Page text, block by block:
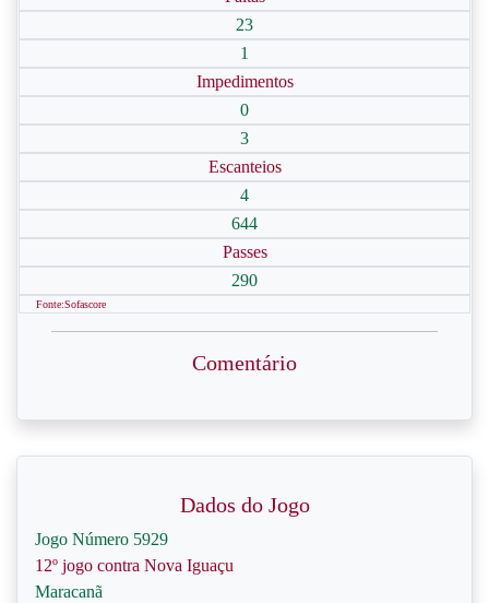
23
1
Impedimentos
0
3
Escanteios
4
644
Passes
290
Fonte:Sofascore
Comentário
Dados do Jogo
Jogo Número 5929
12º jogo contra Nova Iguaçu
Maracanã